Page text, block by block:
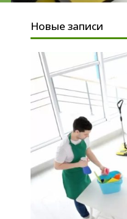
Новые записи